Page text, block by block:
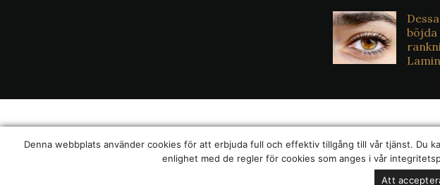
böjda
© 2026
Denna webbplats använder cookies för att erbjuda full och effektiv tillgång till vår tjänst. Du
enlighet med de regler för cookies som anges i vår
Att